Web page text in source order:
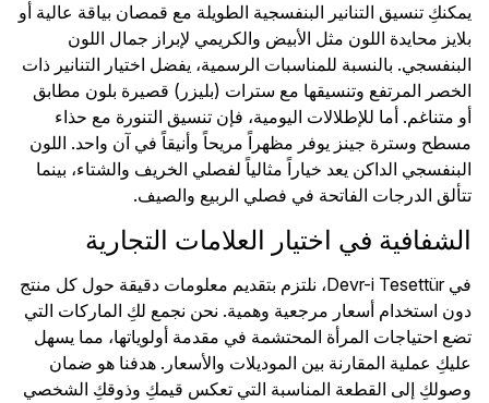
يمكنكِ تنسيق التنانير البنفسجية الطويلة مع قمصان بياقة عالية أو
بلايز محايدة اللون مثل الأبيض والكريمي لإبراز جمال اللون
البنفسجي. بالنسبة للمناسبات الرسمية، يفضل اختيار التنانير ذات
الخصر المرتفع وتنسيقها مع سترات (بليزر) قصيرة بلون مطابق
أو متناغم. أما للإطلالات اليومية، فإن تنسيق التنورة مع حذاء
مسطح وسترة جينز يوفر مظهراً مريحاً وأنيقاً في آن واحد. اللون
البنفسجي الداكن يعد خياراً مثالياً لفصلي الخريف والشتاء، بينما
تتألق الدرجات الفاتحة في فصلي الربيع والصيف.
الشفافية في اختيار العلامات التجارية
في Devr-i Tesettür، نلتزم بتقديم معلومات دقيقة حول كل منتج
دون استخدام أسعار مرجعية وهمية. نحن نجمع لكِ الماركات التي
تضع احتياجات المرأة المحتشمة في مقدمة أولوياتها، مما يسهل
عليكِ عملية المقارنة بين الموديلات والأسعار. هدفنا هو ضمان
وصولكِ إلى القطعة المناسبة التي تعكس قيمكِ وذوقكِ الشخصي